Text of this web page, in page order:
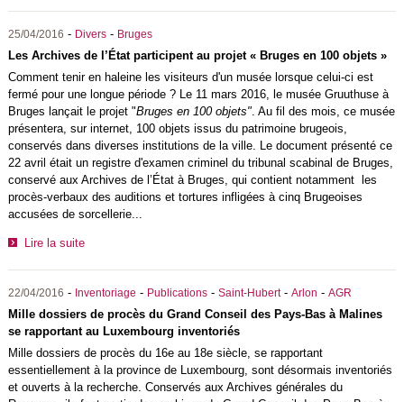
25/04/2016 - Divers- Bruges
Les Archives de l’État participent au projet « Bruges en 100 objets »
Comment tenir en haleine les visiteurs d'un musée lorsque celui-ci est
fermé pour une longue période ? Le 11 mars 2016, le musée Gruuthuse à
Bruges lançait le projet "Bruges en 100 objets". Au fil des mois, ce musée
présentera, sur internet, 100 objets issus du patrimoine brugeois,
conservés dans diverses institutions de la ville. Le document présenté ce
22 avril était un registre d'examen criminel du tribunal scabinal de Bruges,
conservé aux Archives de l’État à Bruges, qui contient notamment les
procès-verbaux des auditions et tortures infligées à cinq Brugeoises
accusées de sorcellerie...
Lire la suite
22/04/2016 - Inventoriage - Publications- Saint-Hubert- Arlon - AGR
Mille dossiers de procès du Grand Conseil des Pays-Bas à Malines
se rapportant au Luxembourg inventoriés
Mille dossiers de procès du 16e au 18e siècle, se rapportant
essentiellement à la province de Luxembourg, sont désormais inventoriés
et ouverts à la recherche. Conservés aux Archives générales du